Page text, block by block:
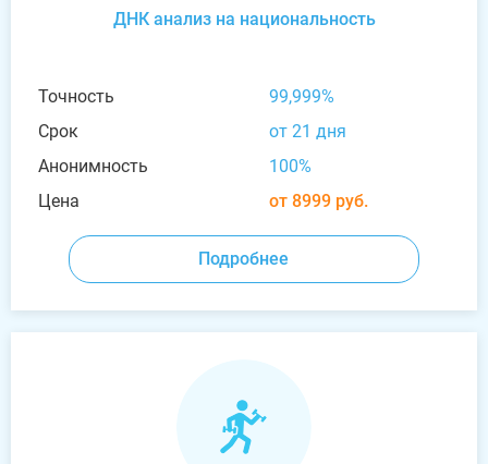
ДНК анализ на национальность
Точность
99,999%
Срок
от 21 дня
Анонимность
100%
Цена
от 8999 руб.
Подробнее